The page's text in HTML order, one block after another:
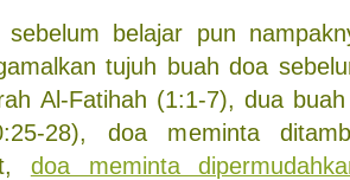
sebelum belajar pun
tujuh buah doa
Al-Fatihah (1:1-7), dua
28), doa meminta
doa meminta